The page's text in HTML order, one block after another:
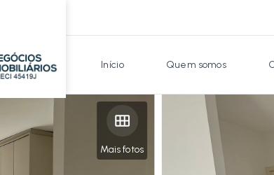
Início Quem somos
Mais fotos